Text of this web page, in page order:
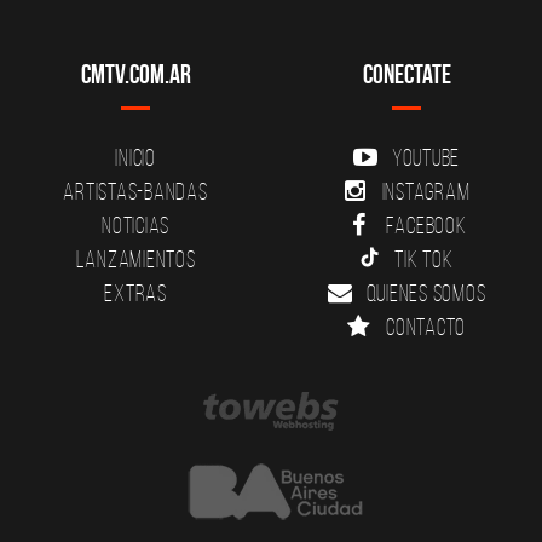
CMTV.com.ar
Inicio
Artistas-Bandas
Noticias
Lanzamientos
Extras
Conectate
YouTube
Instagram
Facebook
Tik Tok
Quienes somos
Contacto